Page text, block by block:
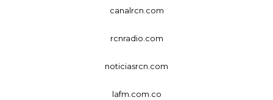
canalrcn.com
rcnradio.com
noticiasrcn.com
lafm.com.co